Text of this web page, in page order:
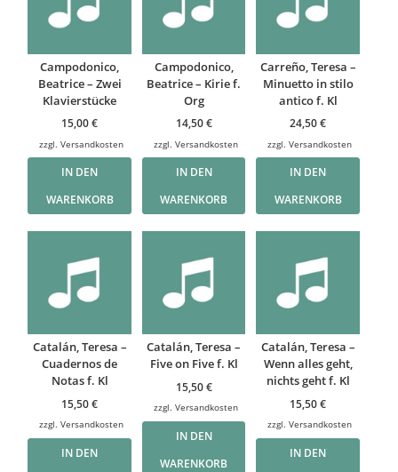
Campodonico,
Beatrice – Zwei
Klavierstücke
15,00€
zzgl.Versandkosten
IN DEN
WARENKORB
Campodonico,
Beatrice – Kirie f.
Org
14,50€
zzgl. Versandkosten
IN DEN
WARENKORB
Carreño, Teresa –
Minuetto in stilo
antico f. Kl
24,50€
zzgl.Versandkosten
IN DEN
WARENKORB
Catalán, Teresa –
Cuadernos de
Notas f. Kl
15,50€
zzgl.Versandkosten
IN DEN
Catalán, Teresa –
Five on Five f. Kl
15,50€
zzgl. Versandkosten
IN DEN
WARENKORB
Catalán, Teresa –
Wenn alles geht,
nichts geht f. Kl
15,50€
zzgl.Versandkosten
IN DEN